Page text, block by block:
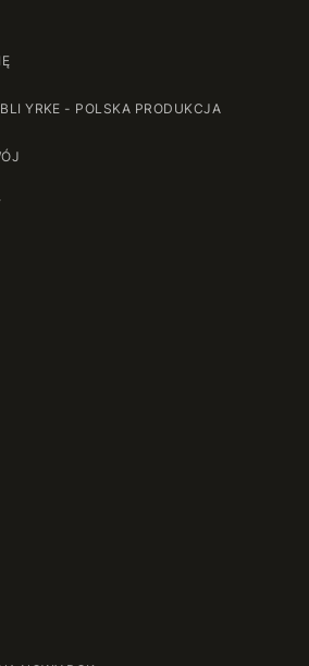
YRKE - POLSKA PRODUKCJA